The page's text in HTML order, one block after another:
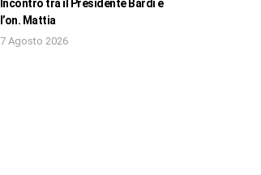
Incontro tra il Presidente Bardi e
l’on. Mattia
7 Agosto 2026